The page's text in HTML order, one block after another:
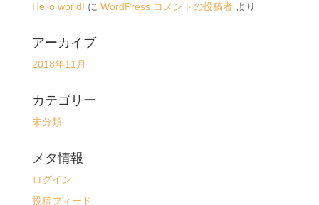
Hello world! に WordPress コメントの投稿者より
アーカイブ
2018年11月
カテゴリー
未分類
メタ情報
ログイン
投稿フィード